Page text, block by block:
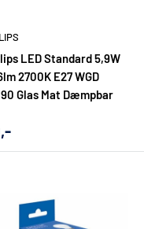
LED Standard 5,9W
2700K E27 WGD
Glas Mat Dæmpbar